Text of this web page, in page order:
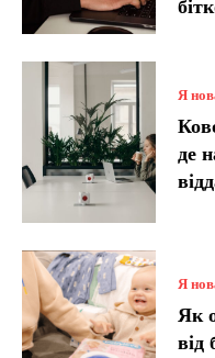
Я
де
Я
Як
від